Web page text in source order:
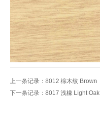
上一条记录： 8012 棕木纹 Brown
下一条记录： 8017 浅橡 Light Oak